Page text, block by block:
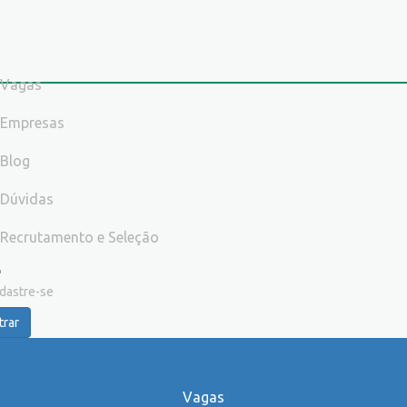
Vagas
Empresas
Blog
Dúvidas
Recrutamento e Seleção
se
Vagas